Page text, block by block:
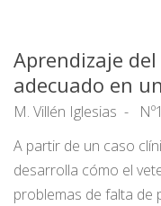
Aprendizaje
adecuado en
M. Villén Iglesias
A partir de un caso
desarrolla cómo el
problemas de falta de